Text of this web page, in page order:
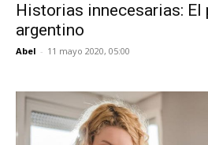
Historias innecesarias: El
argentino
Abel - 11 mayo 2020, 05:00